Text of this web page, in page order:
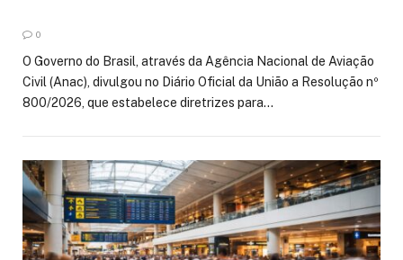
0
O Governo do Brasil, através da Agência Nacional de Aviação
Civil (Anac), divulgou no Diário Oficial da União a Resolução nº
800/2026, que estabelece diretrizes para…